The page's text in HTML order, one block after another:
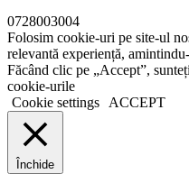
0728003004
Folosim cookie-uri pe site-ul
relevantă experiență,
Făcând clic pe „Accept”,
cookie-urile
Cookie settings
ACCEPT
Închide